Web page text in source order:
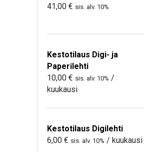
41,00 € sis. alv. 10%
Kestotilaus Digi- ja
Paperilehti
10,00 € sis. alv. 10% /
kuukausi
Kestotilaus Digilehti
6,00 € sis. alv. 10% / kuukausi